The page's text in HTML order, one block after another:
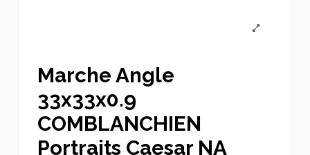
Marche Angle
33x33x0.9
COMBLANCHIEN
Portraits Caesar NA